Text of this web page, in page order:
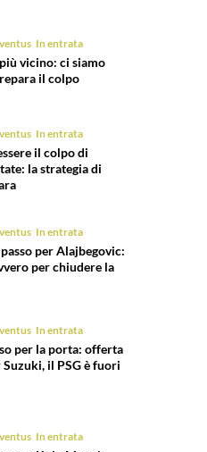
In entrata
vicino: ci siamo
il colpo
In entrata
il colpo di
la strategia di
In entrata
per Alajbegovic:
per chiudere la
In entrata
per la porta: offerta
il PSG è fuori
In entrata